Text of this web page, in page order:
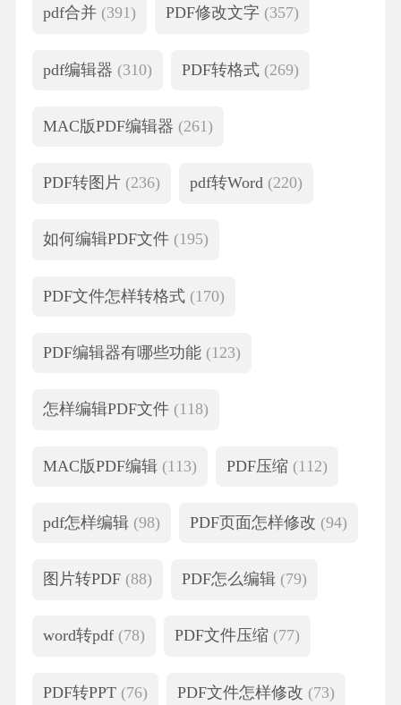
pdf合并 (391) PDF修改文字 (357)
pdf编辑器 (310) PDF转格式 (269)
MAC版PDF编辑器 (261)
PDF转图片 (236) pdf转Word (220)
如何编辑PDF文件 (195)
PDF文件怎样转格式 (170)
PDF编辑器有哪些功能 (123)
怎样编辑PDF文件 (118)
MAC版PDF编辑 (113) PDF压缩 (112)
pdf怎样编辑 (98) PDF页面怎样修改 (94)
图片转PDF (88) PDF怎么编辑 (79)
word转pdf (78) PDF文件压缩 (77)
PDF转PPT (76) PDF文件怎样修改 (73)